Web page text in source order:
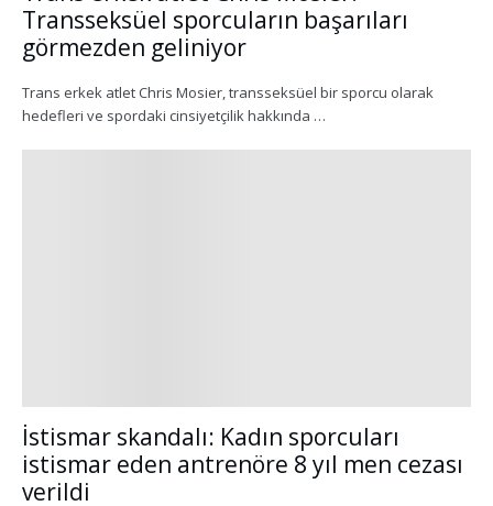
Transseksüel sporcuların başarıları
görmezden geliniyor
Trans erkek atlet Chris Mosier, transseksüel bir sporcu olarak
hedefleri ve spordaki cinsiyetçilik hakkında …
İstismar skandalı: Kadın sporcuları
istismar eden antrenöre 8 yıl men cezası
verildi